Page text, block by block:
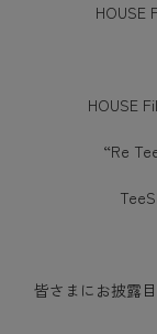
HOUSE
HOUSE
“Re
皆さまにお披露